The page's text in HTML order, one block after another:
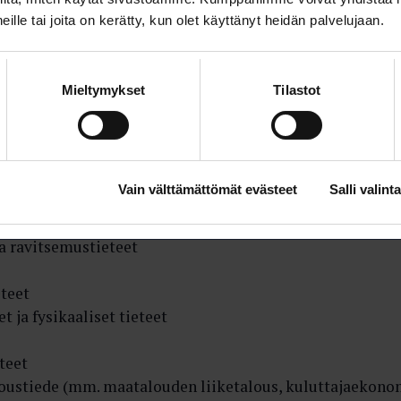
tai joita on kerätty, kun olet käyttänyt heidän palvelujaan.
Mieltymykset Tilastot
Vain välttämättömät evästeet Salli valinta
erityisalojen työehtosopimus) 384
ravitsemustieteet
ja fysikaaliset tieteet
(mm. maatalouden liiketalous,